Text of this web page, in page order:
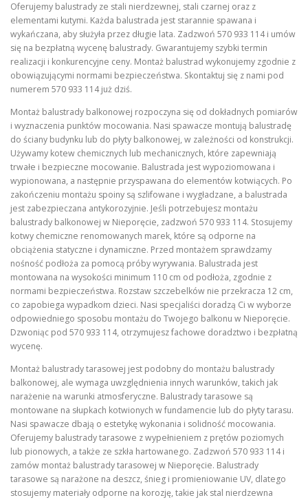
Oferujemy balustrady ze stali nierdzewnej, stali czarnej oraz z
elementami kutymi. Każda balustrada jest starannie spawana i
wykańczana, aby służyła przez długie lata. Zadzwoń 570 933 114 i umów
się na bezpłatną wycenę balustrady. Gwarantujemy szybki termin
realizacji i konkurencyjne ceny. Montaż balustrad wykonujemy zgodnie z
obowiązującymi normami bezpieczeństwa. Skontaktuj się z nami pod
numerem 570 933 114 już dziś.
Montaż balustrady balkonowej rozpoczyna się od dokładnych pomiarów
i wyznaczenia punktów mocowania. Nasi spawacze montują balustradę
do ściany budynku lub do płyty balkonowej, w zależności od konstrukcji.
Używamy kotew chemicznych lub mechanicznych, które zapewniają
trwałe i bezpieczne mocowanie. Balustrada jest wypoziomowana i
wypionowana, a następnie przyspawana do elementów kotwiących. Po
zakończeniu montażu spoiny są szlifowane i wygładzane, a balustrada
jest zabezpieczana antykorozyjnie. Jeśli potrzebujesz montażu
balustrady balkonowej w Nieporęcie, zadzwoń 570 933 114. Stosujemy
kotwy chemiczne renomowanych marek, które są odporne na
obciążenia statyczne i dynamiczne. Przed montażem sprawdzamy
nośność podłoża za pomocą próby wyrywania. Balustrada jest
montowana na wysokości minimum 110 cm od podłoża, zgodnie z
normami bezpieczeństwa. Rozstaw szczebelków nie przekracza 12 cm,
co zapobiega wypadkom dzieci. Nasi specjaliści doradzą Ci w wyborze
odpowiedniego sposobu montażu do Twojego balkonu w Nieporęcie.
Dzwoniąc pod 570 933 114, otrzymujesz fachowe doradztwo i bezpłatną
wycenę.
Montaż balustrady tarasowej jest podobny do montażu balustrady
balkonowej, ale wymaga uwzględnienia innych warunków, takich jak
narażenie na warunki atmosferyczne. Balustrady tarasowe są
montowane na słupkach kotwionych w fundamencie lub do płyty tarasu.
Nasi spawacze dbają o estetykę wykonania i solidność mocowania.
Oferujemy balustrady tarasowe z wypełnieniem z prętów poziomych
lub pionowych, a także ze szkła hartowanego. Zadzwoń 570 933 114 i
zamów montaż balustrady tarasowej w Nieporęcie. Balustrady
tarasowe są narażone na deszcz, śnieg i promieniowanie UV, dlatego
stosujemy materiały odporne na korozję, takie jak stal nierdzewna